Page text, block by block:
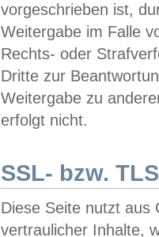
vorgeschrieben ist,
Weitergabe im Falle
Rechts- oder
Dritte zur
Weitergabe zu
erfolgt nicht.
SSL- bzw.
Diese Seite nutzt aus
vertraulicher Inhalte,